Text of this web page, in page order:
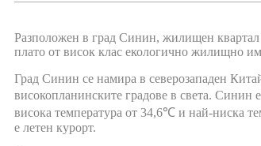
Разположен в град Синин, жилищен квартал
плато от висок клас екологично жилищно
Град Синин се намира в северозападен
високопланинските градове в света. Синин
висока температура от 34,6℃ и най-ниска
е летен курорт.